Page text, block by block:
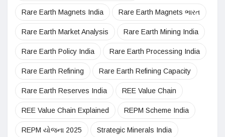
Rare Earth Magnets India Rare Earth Magnets ભારત
Rare Earth Market Analysis Rare Earth Mining India
Rare Earth Policy India Rare Earth Processing India
Rare Earth Refining Rare Earth Refining Capacity
Rare Earth Reserves India REE Value Chain
REE Value Chain Explained REPM Scheme India
REPM યોજના 2025 Strategic Minerals India